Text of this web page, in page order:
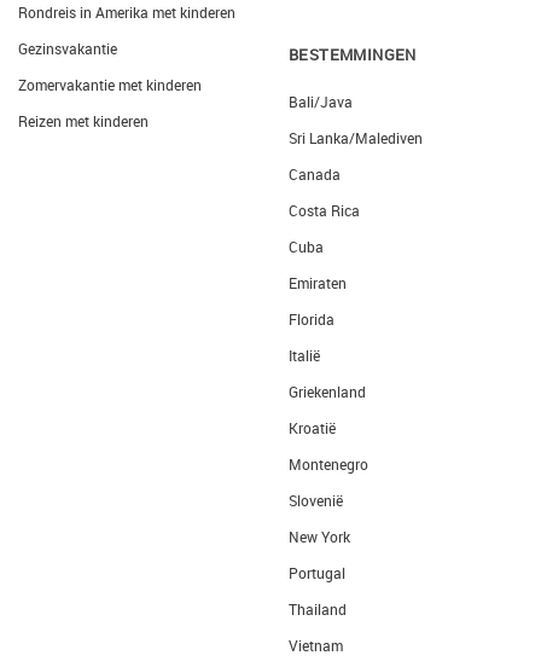
Rondreis in Amerika met kinderen
Gezinsvakantie
Zomervakantie met kinderen
Reizen met kinderen
BESTEMMINGEN
Bali/Java
Sri Lanka/Malediven
Canada
Costa Rica
Cuba
Emiraten
Florida
Italië
Griekenland
Kroatië
Montenegro
Slovenië
New York
Portugal
Thailand
Vietnam